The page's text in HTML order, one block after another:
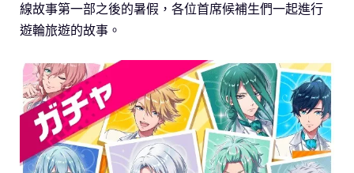
線故事第一部之後的暑假，各位首席候補生們一起進行
遊輪旅遊的故事。